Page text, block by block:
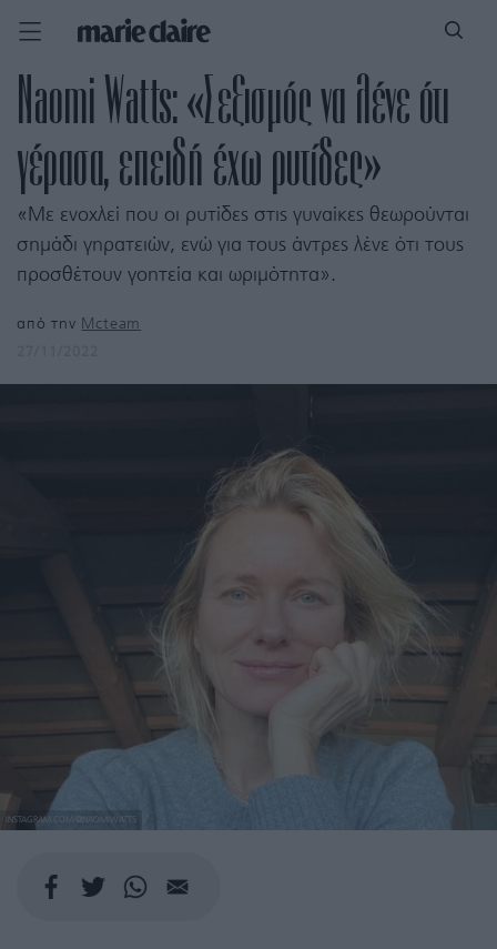
Naomi Watts: «Σεξισμός να λένε ότι
γέρασα, επειδή έχω ρυτίδες»
«Με ενοχλεί που οι ρυτίδες στις γυναίκες θεωρούνται
σημάδι γηρατειών, ενώ για τους άντρες λένε ότι τους
προσθέτουν γοητεία και ωριμότητα».
από την Mcteam
INSTAGRAM.COM/@NAOMIWATTS